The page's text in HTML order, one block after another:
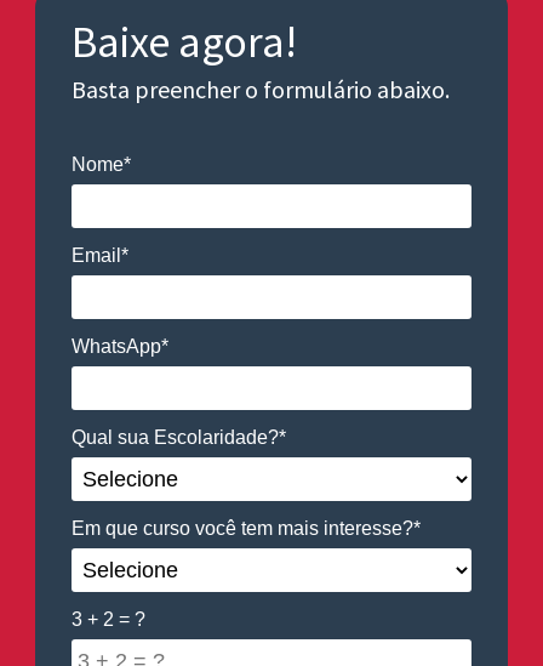
Baixe agora!
Basta preencher o formulário abaixo.
Nome*
Email*
WhatsApp*
Qual sua Escolaridade?*
Em que curso você tem mais interesse?*
3 + 2 = ?